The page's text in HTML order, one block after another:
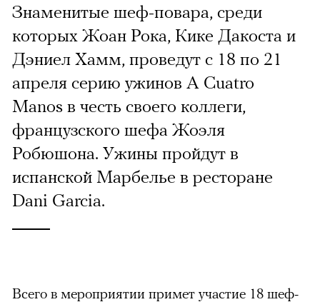
Знаменитые шеф-повара, среди
которых Жоан Рока, Кике Дакоста и
Дэниел Хамм, проведут с 18 по 21
апреля серию ужинов A Cuatro
Manos в честь своего коллеги,
французского шефа Жоэля
Робюшона. Ужины пройдут в
испанской Марбелье в ресторане
Dani Garcia.
Всего в мероприятии примет участие 18 шеф-